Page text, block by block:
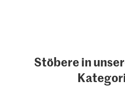
Stöbere in